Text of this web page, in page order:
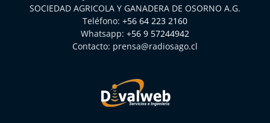
SOCIEDAD AGRICOLA Y GANADERA DE OSORNO A.G.
Teléfono: +56 64 223 2160
Whatsapp: +56 9 57244942
Contacto: prensa@radiosago.cl